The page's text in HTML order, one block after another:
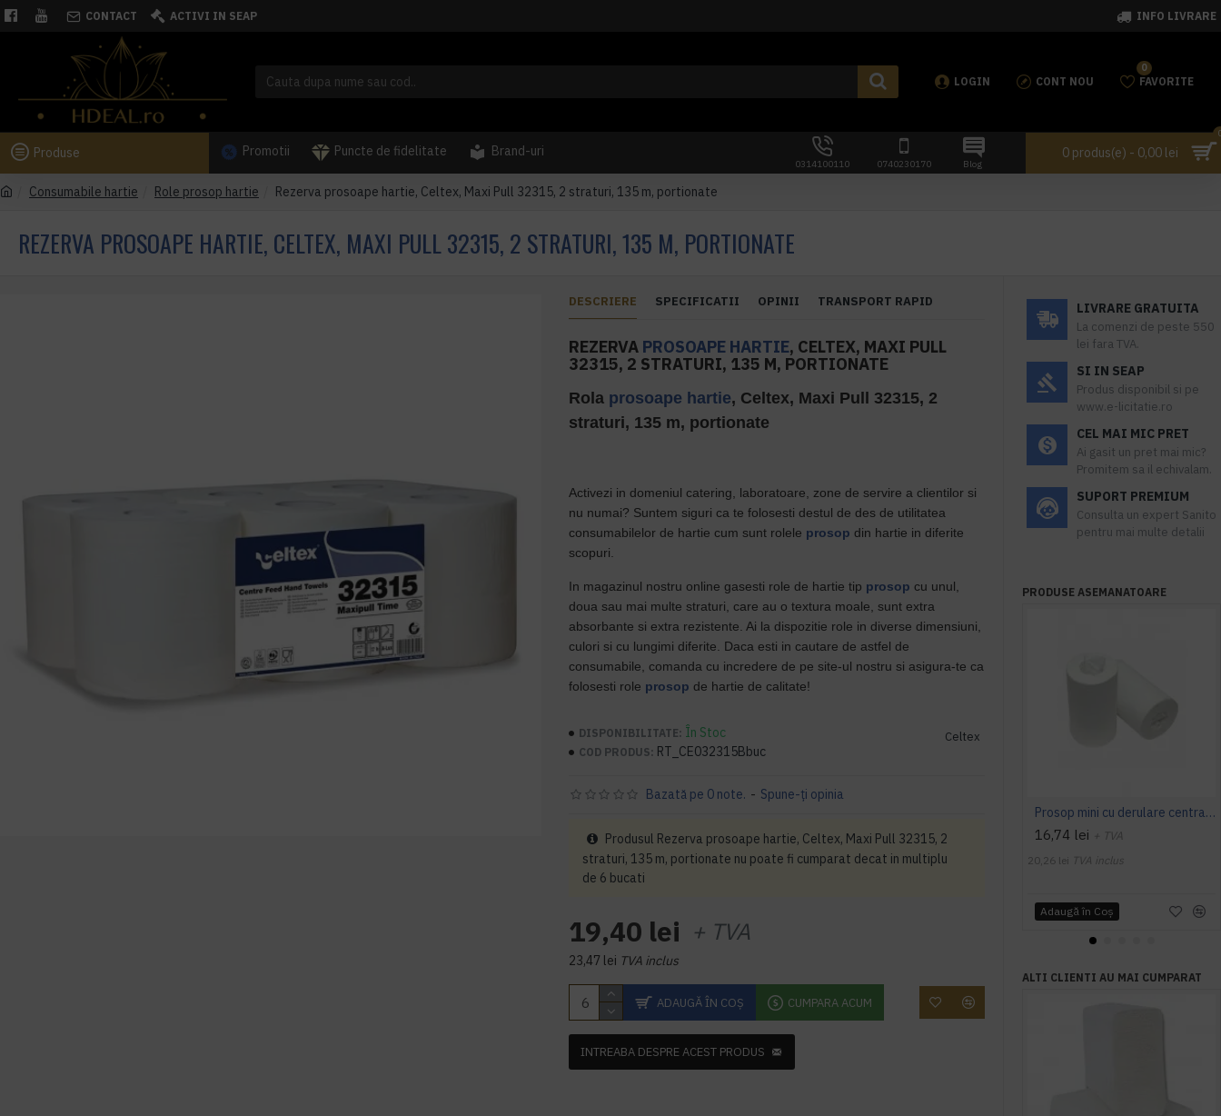
CONTACT ACTIVI IN SEAP INFO LIVRARE
LOGIN CONT NOU FAVORITE
0
Produse Promotii Puncte de fidelitate Brand-uri
0314100110 0740230170 Blog
0 produs(e) - 0,00 lei
Consumabile hartie Role prosop hartie Rezerva prosoape hartie, Celtex, Maxi Pull 32315, 2 straturi, 135 m, portionate
REZERVA PROSOAPE HARTIE, CELTEX, MAXI PULL 32315, 2 STRATURI, 135 M, PORTIONATE
DESCRIERE SPECIFICATII OPINII TRANSPORT RAPID
REZERVA PROSOAPE HARTIE, CELTEX, MAXI PULL
32315, 2 STRATURI, 135 M, PORTIONATE
Rola prosoape hartie, Celtex, Maxi Pull 32315, 2
straturi, 135 m, portionate
Activezi in domeniul catering, laboratoare, zone de servire a clientilor si
nu numai? Suntem siguri ca te folosesti destul de des de utilitatea
consumabilelor de hartie cum sunt rolele prosop din hartie in diferite
scopuri.
In magazinul nostru online gasesti role de hartie tip prosop cu unul,
doua sau mai multe straturi, care au o textura moale, sunt extra
absorbante si extra rezistente. Ai la dispozitie role in diverse dimensiuni,
culori si cu lungimi diferite. Daca esti in cautare de astfel de
consumabile, comanda cu incredere de pe site-ul nostru si asigura-te ca
folosesti role prosop de hartie de calitate!
DISPONIBILITATE: În Stoc
COD PRODUS: RT_CE032315Bbuc
Celtex
Bazată pe 0 note. - Spune-ţi opinia
19,40 lei + TVA
23,47 lei TVA inclus
ADAUGĂ ÎN COŞ CUMPARA ACUM
Produsul Rezerva prosoape hartie, Celtex, Maxi Pull 32315, 2
straturi, 135 m, portionate nu poate fi cumparat decat in multiplu
de 6 bucati
INTREABA DESPRE ACEST PRODUS
LIVRARE GRATUITA
La comenzi de peste 550
lei fara TVA.
SI IN SEAP
Produs disponibil si pe
www.e-licitatie.ro
CEL MAI MIC PRET
Ai gasit un pret mai mic?
Promitem sa il echivalam.
SUPORT PREMIUM
Consulta un expert Sanito
pentru mai multe detalii
PRODUSE ASEMANATOARE
Prosop mini cu derulare centrala 1 pliu, 120 m Tork
16,74 lei + TVA
20,26 lei TVA inclus
Adaugă în Coş
ALTI CLIENTI AU MAI CUMPARAT